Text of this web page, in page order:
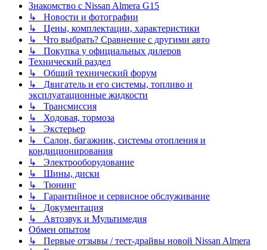
Знакомство с Nissan Almera G15
↳ Новости и фотографии
↳ Цены, комплектации, характеристики
↳ Что выбрать? Сравнение с другими авто
↳ Покупка у официальных дилеров
Технический раздел
↳ Общий технический форум
↳ Двигатель и его системы, топливо и
эксплуатационные жидкости
↳ Трансмиссия
↳ Ходовая, тормоза
↳ Экстерьер
↳ Салон, багажник, системы отопления и
кондиционирования
↳ Электрооборудование
↳ Шины, диски
↳ Тюнинг
↳ Гарантийное и сервисное обслуживание
↳ Документация
↳ Автозвук и Мультимедия
Обмен опытом
↳ Первые отзывы / тест-драйвы новой Nissan Almera